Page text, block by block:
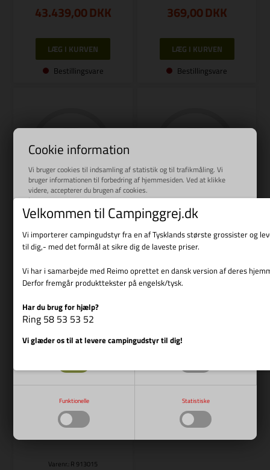
Cookie information
Vi bruger cookies til indsamling af statistik og til trafikmåling. Vi
bruger informationen til forbedring af hjemmesiden. Ved at klikke
videre, accepterer du brugen af cookies.
Læs mere
Nødvendige Markedsføring
Funktionelle Statistiske
43.439,00DKK
Bestillingsvare
369,00DKK
Bestillingsvare
Varenr.: R 912944
REIMO
Parallelt kabel til EU 20i
3.359,00DKK
Bestillingsvare
Varenr.: R 912945
REIMO
Parallelt kabel til EU 30i
3.199,00DKK
Varenr.: R 913015
Velkommen til Campinggrej.dk
Vi importerer campingudstyr fra en af Tysklands største grossister og
til dig,- med det formål at sikre dig de laveste priser.
Vi har i samarbejde med Reimo oprettet en dansk version af deres
Derfor fremgår produkttekster på engelsk/tysk.
Har du brug for hjælp?
Ring 58 53 53 52
Vi glæder os til at levere campingudstyr til dig!